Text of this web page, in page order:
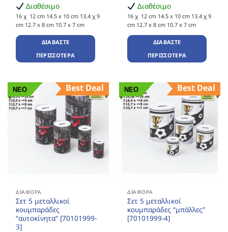
Διαθέσιμο
16 χ 12 cm 14.5 x 10 cm 13.4 χ 9
cm 12.7 x 8 cm 10.7 x 7 cm
ΔΙΑΒΆΣΤΕ
ΠΕΡΙΣΣΌΤΕΡΑ
Διαθέσιμο
16 χ 12 cm 14.5 x 10 cm 13.4 χ 9
cm 12.7 x 8 cm 10.7 x 7 cm
ΔΙΑΒΆΣΤΕ
ΠΕΡΙΣΣΌΤΕΡΑ
ΝΕΟ Best Deal
ΔΙΆΦΟΡΑ
Σετ 5 μεταλλικοί
κουμπαράδες
“αυτοκίνητα” [70101999-
3]
ΝΕΟ Best Deal
ΔΙΆΦΟΡΑ
Σετ 5 μεταλλικοί
κουμπαράδες “μπάλλες”
[70101999-4]